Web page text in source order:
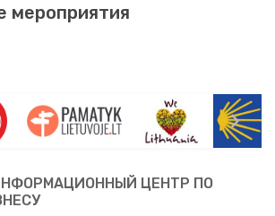
мероприятия
ЦЕНТР ПО